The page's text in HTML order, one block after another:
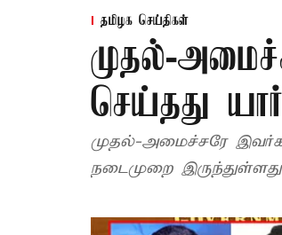
தமிழக செய்திகள்
முதல்-
செய்தது யார்
முதல்-அமைச்சரே
நடைமுறை